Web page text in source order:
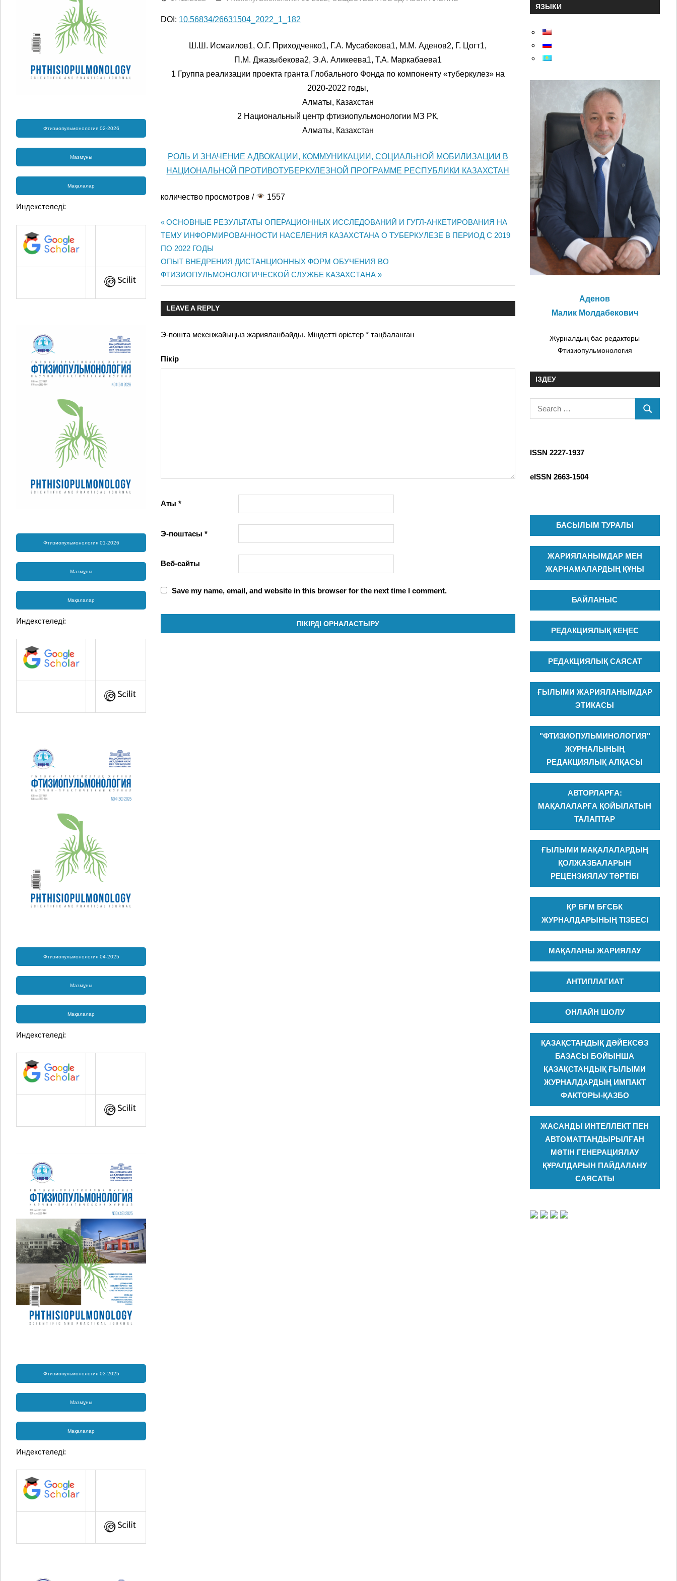
DOI: 10.56834/26631504_2022_1_182
Ш.Ш. Исмаилов1, О.Г. Приходченко1, Г.А. Мусабекова1, М.М. Аденов2, Г. Цогт1,
П.М. Джазыбекова2, Э.А. Аликеева1, Т.А. Маркабаева1
1 Группа реализации проекта гранта Глобального Фонда по компоненту «туберкулез» на
2020-2022 годы,
Алматы, Казахстан
2 Национальный центр фтизиопульмонологии МЗ РК,
Алматы, Казахстан
РОЛЬ И ЗНАЧЕНИЕ АДВОКАЦИИ, КОММУНИКАЦИИ, СОЦИАЛЬНОЙ МОБИЛИЗАЦИИ В
НАЦИОНАЛЬНОЙ ПРОТИВОТУБЕРКУЛЕЗНОЙ ПРОГРАММЕ РЕСПУБЛИКИ КАЗАХСТАН
количество просмотров / 1557
Жазба
навигациясы
Previous
Post:
ОСНОВНЫЕ РЕЗУЛЬТАТЫ ОПЕРАЦИОННЫХ ИССЛЕДОВАНИЙ И ГУГЛ-АНКЕТИРОВАНИЯ НА
ТЕМУ ИНФОРМИРОВАННОСТИ НАСЕЛЕНИЯ КАЗАХСТАНА О ТУБЕРКУЛЕЗЕ В ПЕРИОД С 2019
ПО 2022 ГОДЫ
Next
Post:
ОПЫТ ВНЕДРЕНИЯ ДИСТАНЦИОННЫХ ФОРМ ОБУЧЕНИЯ ВО
ФТИЗИОПУЛЬМОНОЛОГИЧЕСКОЙ СЛУЖБЕ КАЗАХСТАНА
LEAVE A REPLY
Э-пошта мекенжайыңыз жарияланбайды. Міндетті өрістер* таңбаланған
Пікір
Аты*
Э-поштасы*
Веб-сайты
Save my name, email, and website in this browser for the next time I comment.
Фтизиопульмонология 02-2026
Мазмұны
Мақалалар
Индекстеледі:
Фтизиопульмонология 01-2026
Мазмұны
Мақалалар
Индекстеледі:
Фтизиопульмонология 04-2025
Мазмұны
Мақалалар
Индекстеледі:
Фтизиопульмонология 03-2025
Мазмұны
Мақалалар
Индекстеледі:
ЯЗЫКИ
Аденов
Малик Молдабекович
Журналдың бас редакторы
Фтизиопульмонология
ІЗДЕУ
e
c
ISSN 2227-1937
eISSN 2663-1504
БАСЫЛЫМ ТУРАЛЫ
ЖАРИЯЛАНЫМДАР МЕН
ЖАРНАМАЛАРДЫҢ ҚҰНЫ
БАЙЛАНЫС
РЕДАКЦИЯЛЫҚ КЕҢЕС
РЕДАКЦИЯЛЫҚ САЯСАТ
ҒЫЛЫМИ ЖАРИЯЛАНЫМДАР
ЭТИКАСЫ
"ФТИЗИОПУЛЬМИНОЛОГИЯ"
ЖУРНАЛЫНЫҢ
РЕДАКЦИЯЛЫҚ АЛҚАСЫ
АВТОРЛАРҒА:
МАҚАЛАЛАРҒА ҚОЙЫЛАТЫН
ТАЛАПТАР
ҒЫЛЫМИ МАҚАЛАЛАРДЫҢ
ҚОЛЖАЗБАЛАРЫН
РЕЦЕНЗИЯЛАУ ТӘРТІБІ
ҚР БҒМ БҒСБК
ЖУРНАЛДАРЫНЫҢ ТІЗБЕСІ
МАҚАЛАНЫ ЖАРИЯЛАУ
АНТИПЛАГИАТ
ОНЛАЙН ШОЛУ
ҚАЗАҚСТАНДЫҚ ДӘЙЕКСӨЗ
БАЗАСЫ БОЙЫНША
ҚАЗАҚСТАНДЫҚ ҒЫЛЫМИ
ЖУРНАЛДАРДЫҢ ИМПАКТ
ФАКТОРЫ-ҚАЗБО
ЖАСАНДЫ ИНТЕЛЛЕКТ ПЕН
АВТОМАТТАНДЫРЫЛҒАН
МӘТІН ГЕНЕРАЦИЯЛАУ
ҚҰРАЛДАРЫН ПАЙДАЛАНУ
САЯСАТЫ